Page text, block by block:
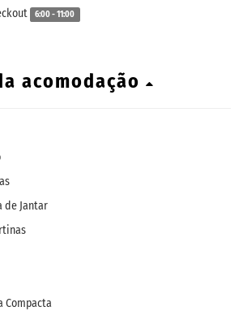
6:00 - 11:00
acomodação
de Jantar
Compacta